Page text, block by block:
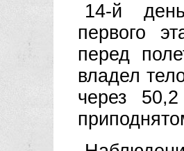
14-й
первого
перед
владел
через